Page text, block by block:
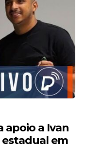
apoio a Ivan
em